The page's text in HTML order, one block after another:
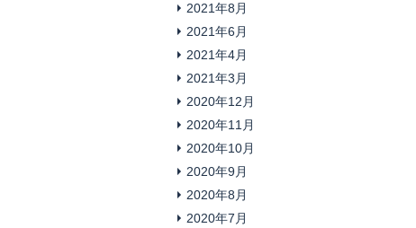
2021年8月
2021年6月
2021年4月
2021年3月
2020年12月
2020年11月
2020年10月
2020年9月
2020年8月
2020年7月